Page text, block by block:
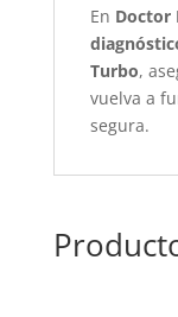
En Doctor
Turbo,
vuelva a
segura.